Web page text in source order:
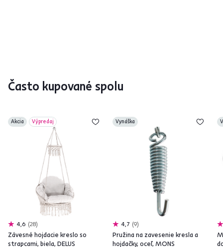
Často kupované spolu
Akcia Výpredaj
4,6 28
Závesné hojdacie kreslo so
strapcami, biela, DELUS
Vynáška
4,7 9
Pružina na zavesenie kresla a
hojdačky, oceľ, MONS